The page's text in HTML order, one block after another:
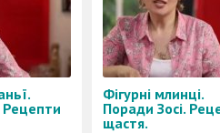
Рецепти
Фігурні млинці.
Поради Зосі.
щастя.